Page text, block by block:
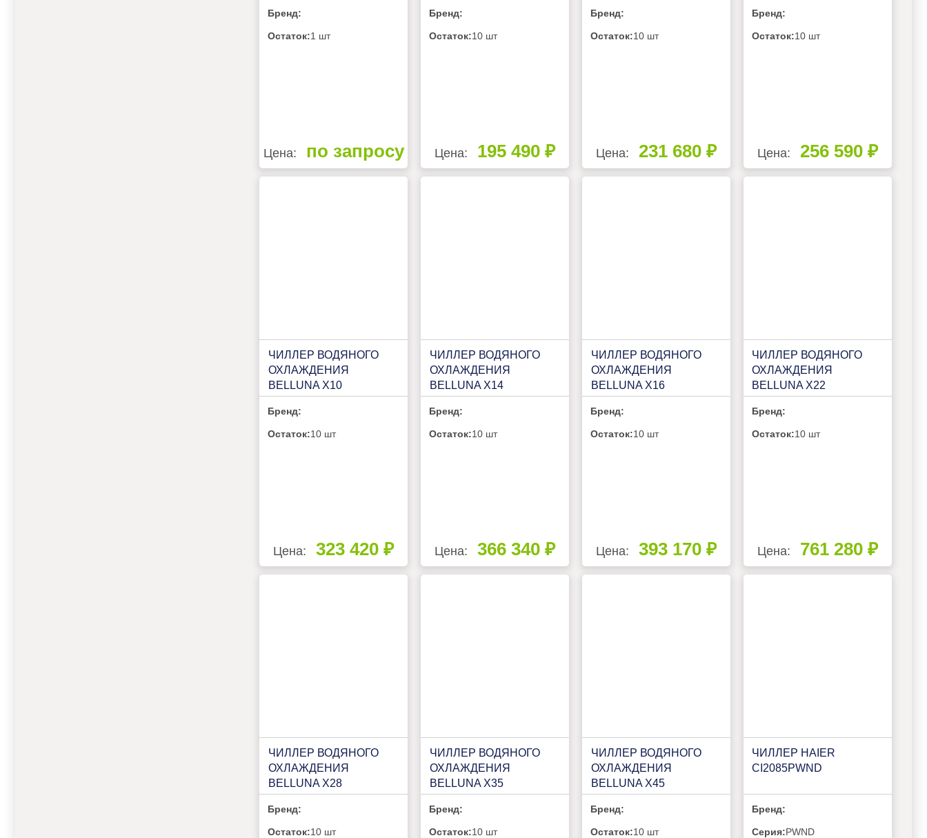
Бренд:
Остаток:1 шт
Цена: по запросу
Бренд:
Остаток:10 шт
Цена: 195 490 ₽
Бренд:
Остаток:10 шт
Цена: 231 680 ₽
Бренд:
Остаток:10 шт
Цена: 256 590 ₽
ЧИЛЛЕР ВОДЯНОГО
ОХЛАЖДЕНИЯ
BELLUNA X10
Бренд:
Остаток:10 шт
Цена: 323 420 ₽
ЧИЛЛЕР ВОДЯНОГО
ОХЛАЖДЕНИЯ
BELLUNA X14
Бренд:
Остаток:10 шт
Цена: 366 340 ₽
ЧИЛЛЕР ВОДЯНОГО
ОХЛАЖДЕНИЯ
BELLUNA X16
Бренд:
Остаток:10 шт
Цена: 393 170 ₽
ЧИЛЛЕР ВОДЯНОГО
ОХЛАЖДЕНИЯ
BELLUNA X22
Бренд:
Остаток:10 шт
Цена: 761 280 ₽
ЧИЛЛЕР ВОДЯНОГО
ОХЛАЖДЕНИЯ
BELLUNA X28
Бренд:
Остаток:10 шт
ЧИЛЛЕР ВОДЯНОГО
ОХЛАЖДЕНИЯ
BELLUNA X35
Бренд:
Остаток:10 шт
ЧИЛЛЕР ВОДЯНОГО
ОХЛАЖДЕНИЯ
BELLUNA X45
Бренд:
Остаток:10 шт
ЧИЛЛЕР HAIER
CI2085PWND
Бренд:
Серия:PWND